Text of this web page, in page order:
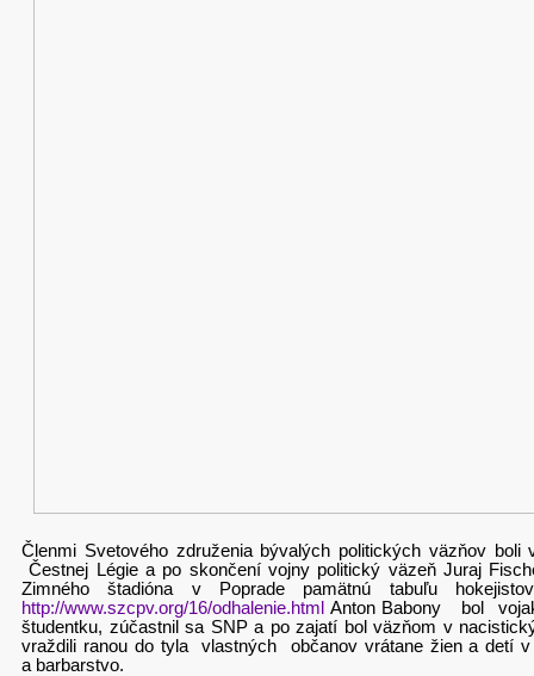
Členmi Svetového združenia bývalých politických väzňov
Čestnej Légie a po skončení vojny politický väzeň Juraj
Zimného štadióna v Poprade pamätnú tabuľu
http://www.szcpv.org/16/odhalenie.html Anton Babony bol
študentku, zúčastnil sa SNP a po zajatí bol väzňom v
vraždili ranou do tyla vlastných občanov vrátane žien a detí
a barbarstvo.